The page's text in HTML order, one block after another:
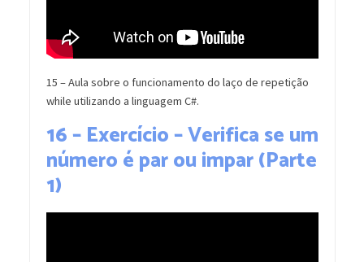
15 – Aula sobre o funcionamento do laço de repetição
while utilizando a linguagem C#.
16 – Exercício – Verifica se um
número é par ou impar (Parte
1)